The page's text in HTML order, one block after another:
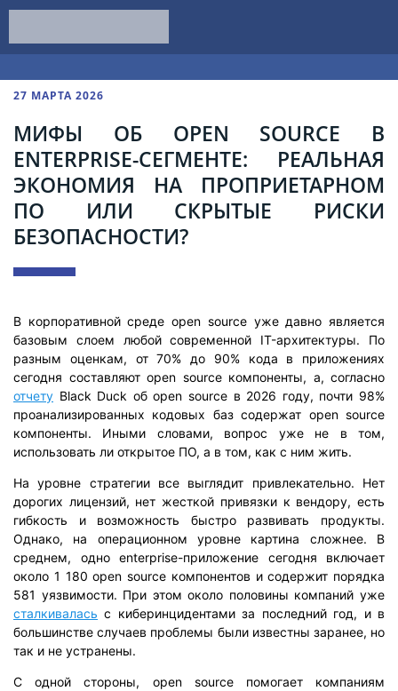
27 МАРТА 2026
МИФЫ ОБ OPEN SOURCE В
ENTERPRISE-СЕГМЕНТЕ: РЕАЛЬНАЯ
ЭКОНОМИЯ НА ПРОПРИЕТАРНОМ
ПО ИЛИ СКРЫТЫЕ РИСКИ
БЕЗОПАСНОСТИ?
В корпоративной среде open source уже давно является
базовым слоем любой современной IT-архитектуры. По
разным оценкам, от 70% до 90% кода в приложениях
сегодня составляют open source компоненты, а, согласно
отчету Black Duck об open source в 2026 году, почти 98%
проанализированных кодовых баз содержат open source
компоненты. Иными словами, вопрос уже не в том,
использовать ли открытое ПО, а в том, как с ним жить.
На уровне стратегии все выглядит привлекательно. Нет
дорогих лицензий, нет жесткой привязки к вендору, есть
гибкость и возможность быстро развивать продукты.
Однако, на операционном уровне картина сложнее. В
среднем, одно enterprise-приложение сегодня включает
около 1 180 open source компонентов и содержит порядка
581 уязвимости. При этом около половины компаний уже
сталкивалась с киберинцидентами за последний год, и в
большинстве случаев проблемы были известны заранее, но
так и не устранены.
С одной стороны, open source помогает компаниям